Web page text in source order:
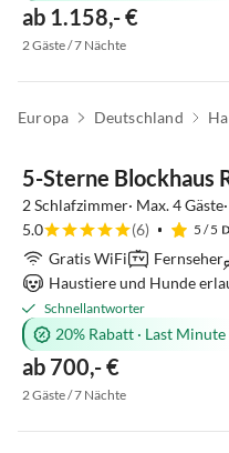
ab 1.158,- €
2 Gäste / 7 Nächte
Europa Deutschland
2 Schlafzimmer· Max. 4
5.0
(6) 5 / 5
Gratis WiFi Fernseher
Haustiere und Hunde
Schnellantworter
20% Rabatt · Last Minute
ab 700,- €
2 Gäste / 7 Nächte